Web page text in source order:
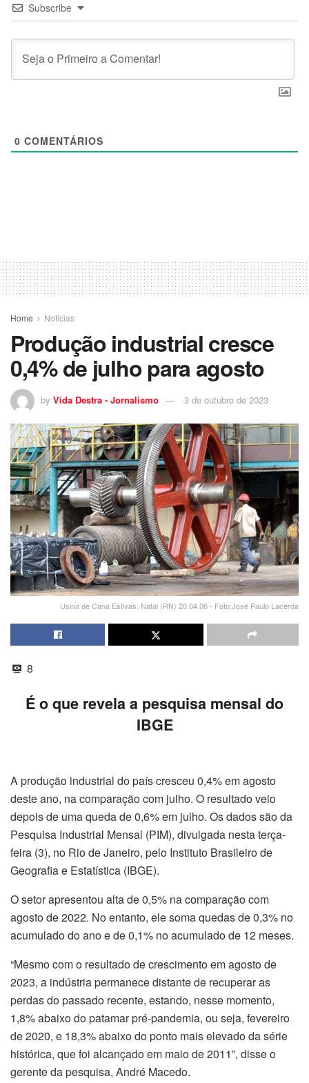
Subscribe
0 COMENTÁRIOS
Home Noticias
Produção industrial cresce
0,4% de julho para agosto
by Vida Destra - Jornalismo 3 de outubro de 2023
Usina de Cana Estivas. Natal (RN) 20.04.06 - Foto:José Paulo Lacerda
8
É o que revela a pesquisa mensal do
IBGE
A produção industrial do país cresceu 0,4% em agosto
deste ano, na comparação com julho. O resultado veio
depois de uma queda de 0,6% em julho. Os dados são da
Pesquisa Industrial Mensal (PIM), divulgada nesta terça-
feira (3), no Rio de Janeiro, pelo Instituto Brasileiro de
Geografia e Estatística (IBGE).
O setor apresentou alta de 0,5% na comparação com
agosto de 2022. No entanto, ele soma quedas de 0,3% no
acumulado do ano e de 0,1% no acumulado de 12 meses.
“Mesmo com o resultado de crescimento em agosto de
2023, a indústria permanece distante de recuperar as
perdas do passado recente, estando, nesse momento,
1,8% abaixo do patamar pré-pandemia, ou seja, fevereiro
de 2020, e 18,3% abaixo do ponto mais elevado da série
histórica, que foi alcançado em maio de 2011”, disse o
gerente da pesquisa, André Macedo.